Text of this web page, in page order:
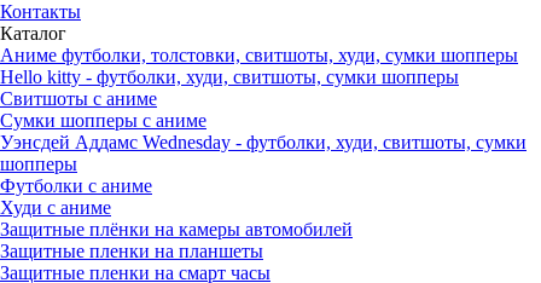
Контакты
Каталог
Аниме футболки, толстовки, свитшоты, худи, сумки шопперы
Hello kitty - футболки, худи, свитшоты, сумки шопперы
Свитшоты с аниме
Сумки шопперы с аниме
Уэнсдей Аддамс Wednesday - футболки, худи, свитшоты, сумки
шопперы
Футболки с аниме
Худи с аниме
Защитные плёнки на камеры автомобилей
Защитные пленки на планшеты
Защитные пленки на смарт часы